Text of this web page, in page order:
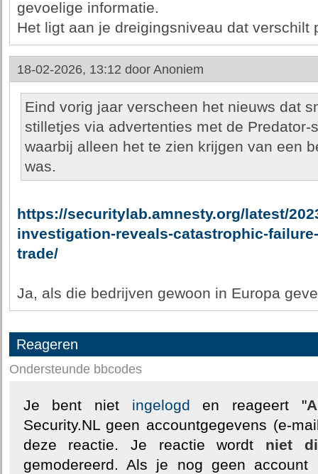
gevoelige informatie.
Het ligt aan je dreigingsniveau dat verschilt
18-02-2026, 13:12 door Anoniem
Eind vorig jaar verscheen het nieuws dat
stilletjes via advertenties met de
waarbij alleen het te zien krijgen van een
was.
https://securitylab.amnesty.org/latest/
investigation-reveals-catastrophic-
trade/
Ja, als die bedrijven gewoon in Europa
Reageren
Ondersteunde bbcodes
Je bent niet ingelogd en reageert "
Security.NL geen accountgegevens (e-
deze reactie. Je reactie wordt niet
gemodereerd. Als je nog geen